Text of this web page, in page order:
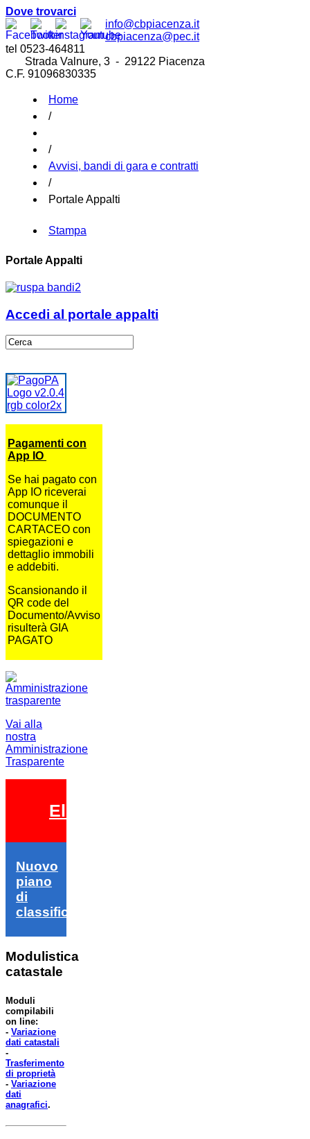
Dove trovarci
info@cbpiacenza.it
cbpiacenza@pec.it
tel 0523-464811
Strada Valnure, 3 - 29122 Piacenza
C.F. 91096830335
Home
/
/
Avvisi, bandi di gara e contratti
/
Portale Appalti
Stampa
Portale Appalti
Accedi al portale appalti
Pagamenti con
App IO
Se hai pagato con
App IO riceverai
comunque il
DOCUMENTO
CARTACEO con
spiegazioni e
dettaglio immobili
e addebiti.
Scansionando il
QR code del
Documento/Avviso
risulterà GIA
PAGATO
Vai alla
nostra
Amministrazione
Trasparente
Elezioni 2026
Nuovo
piano
di
classifica
Modulistica
catastale
Moduli
compilabili
on line:
- Variazione
dati catastali
-
Trasferimento
di proprietà
- Variazione
dati
anagrafici.